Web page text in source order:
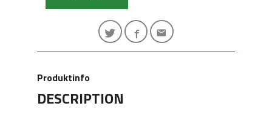
Produktinfo
DESCRIPTION